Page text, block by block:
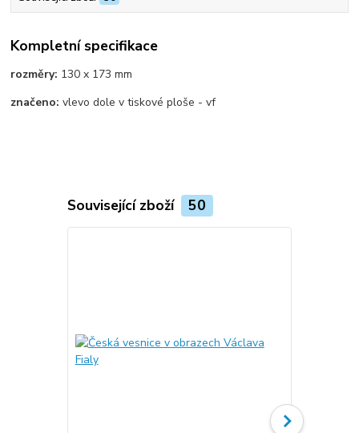
Kompletní specifikace
rozměry: 130 x 173 mm
značeno: vlevo dole v tiskové ploše - vf
Související zboží 50